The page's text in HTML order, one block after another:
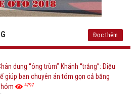
Đọc thêm
dung “ông trùm” Khánh “trắng”: Diệu
giúp ban chuyên án tóm gọn cả băng
4797